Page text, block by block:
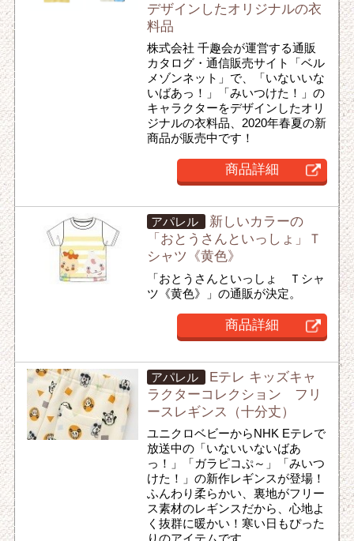
デザインしたオリジナルの衣
料品
株式会社 千趣会が運営する通販
カタログ・通信販売サイト「ベル
メゾンネット」で、「いないいな
いばあっ！」「みいつけた！」の
キャラクターをデザインしたオリ
ジナルの衣料品、2020年春夏の新
商品が販売中です！
商品詳細
アパレル
新しいカラーの
「おとうさんといっしょ」Ｔ
シャツ《黄色》
「おとうさんといっしょ Ｔシャ
ツ《黄色》」の通販が決定。
商品詳細
アパレル
Eテレ キッズキャ
ラクターコレクション フリ
ースレギンス（十分丈）
ユニクロベビーからNHK Eテレで
放送中の「いないいないばあ
っ！」「ガラピコぷ～」「みいつ
けた！」の新作レギンスが登場！
ふんわり柔らかい、裏地がフリー
ス素材のレギンスだから、心地よ
く抜群に暖かい！寒い日もぴった